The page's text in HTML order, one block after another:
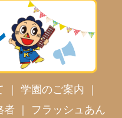
｜学園のご案内
者 フラッシュあん